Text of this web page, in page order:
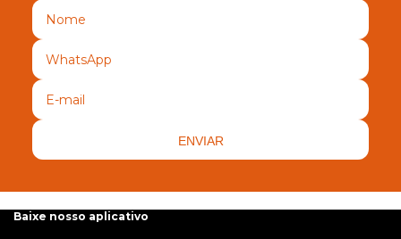
ENVIAR
Baixe nosso aplicativo